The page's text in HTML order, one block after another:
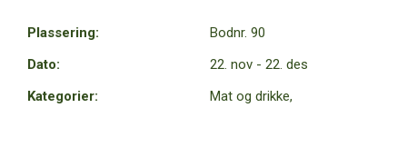
Plassering:
Bodnr. 90
Dato:
22. nov - 22. des
Kategorier:
Mat og drikke,